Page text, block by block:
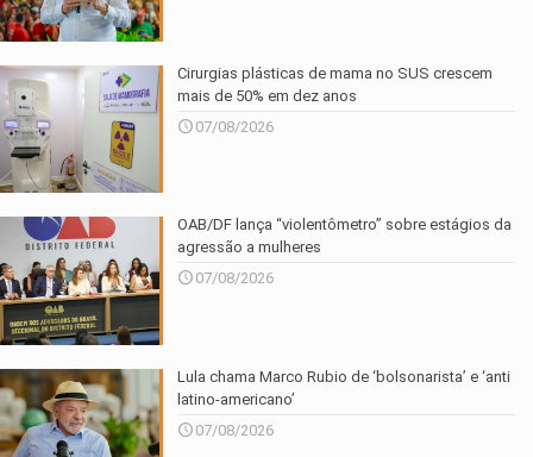
Cirurgias plásticas de mama no SUS crescem
mais de 50% em dez anos
07/08/2026
OAB/DF lança “violentômetro” sobre estágios da
agressão a mulheres
07/08/2026
Lula chama Marco Rubio de ‘bolsonarista’ e ‘anti
latino-americano’
07/08/2026